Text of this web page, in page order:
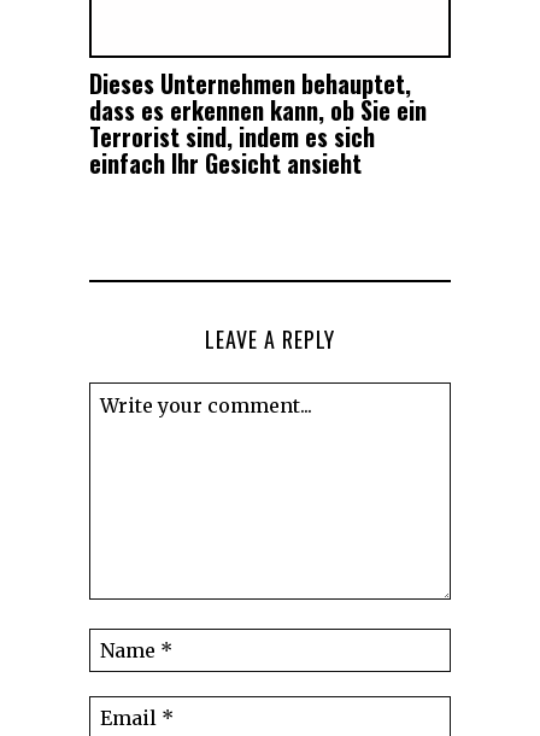
Dieses Unternehmen behauptet,
dass es erkennen kann, ob Sie ein
Terrorist sind, indem es sich
einfach Ihr Gesicht ansieht
LEAVE A REPLY